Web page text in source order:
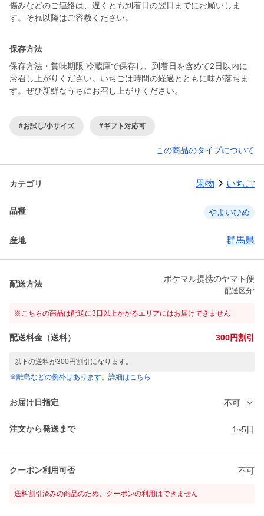
傷みなどのご連絡は、遅くとも到着日の翌日までにお願いしま
す。それ以降はご容赦ください。
保存方法
保存方法・賞味期限 冷蔵庫で保存し、到着日を含めて2日以内に
お召し上がりください。いちごは時間の経過とともに味が落ちま
す。ぜひ新鮮なうちにお召し上がりください。
#お試し/小サイズ #ギフト対応可
この商品のタイプについて
カテゴリ 果物 いちご
品種 やよいひめ
産地 群馬県
配送方法
ポケマル提携のヤマト便
配送区分:
※こちらの商品は配送に3日以上かかるエリアにはお届けできません
配送料金（送料） 300円割引
以下の送料が300円割引になります。
※離島などの例外はあります。詳細はこちら
お届け日指定 不可
注文から発送まで 1~5日
クーポン利用可否 不可
送料割引済みの商品のため、クーポンの利用はできません